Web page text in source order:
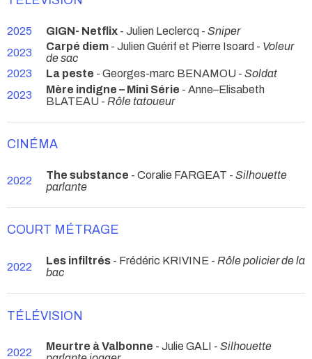
2025 GIGN- Netflix - Julien Leclercq - Sniper
2023
Carpé diem - Julien Guérif et Pierre Isoard - Voleur
de sac
2023
La peste - Georges-marc BENAMOU - Soldat
2023
Mère indigne – Mini Série - Anne–Elisabeth
BLATEAU - Rôle tatoueur
CINÉMA
2022 The substance - Coralie FARGEAT - Silhouette
parlante
COURT MÉTRAGE
2022 Les infiltrés - Frédéric KRIVINE - Rôle policier de la
bac
TÉLÉVISION
2022 Meurtre à Valbonne - Julie GALI - Silhouette